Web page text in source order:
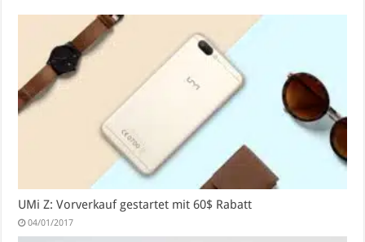
UMi Z: Vorverkauf gestartet mit 60$ Rabatt
04/01/2017